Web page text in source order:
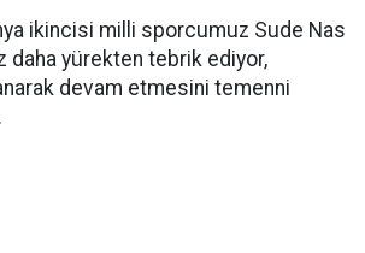
ikincisi milli sporcumuz Sude Nas
daha yürekten tebrik ediyor,
devam etmesini temenni